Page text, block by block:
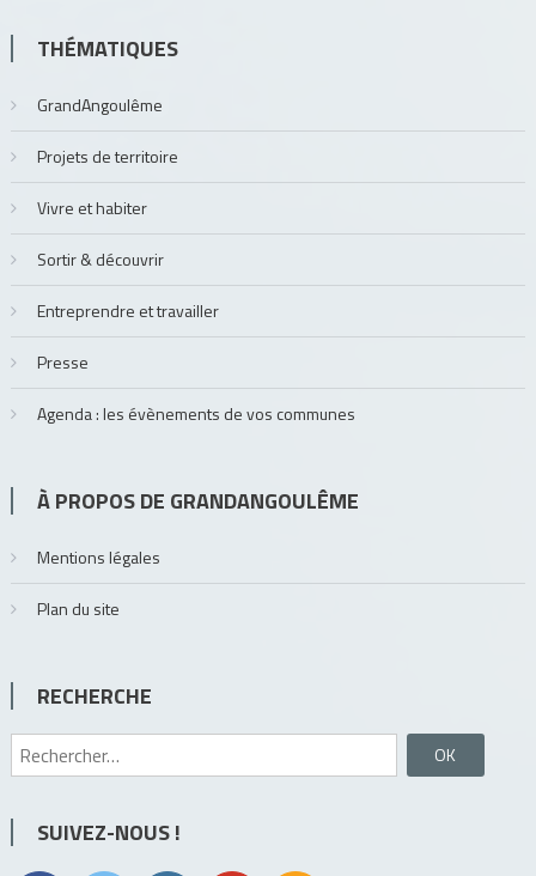
THÉMATIQUES
GrandAngoulême
Projets de territoire
Vivre et habiter
Sortir & découvrir
Entreprendre et travailler
Presse
Agenda : les évènements de vos communes
À PROPOS DE GRANDANGOULÊME
Mentions légales
Plan du site
RECHERCHE
Rechercher :
SUIVEZ-NOUS !